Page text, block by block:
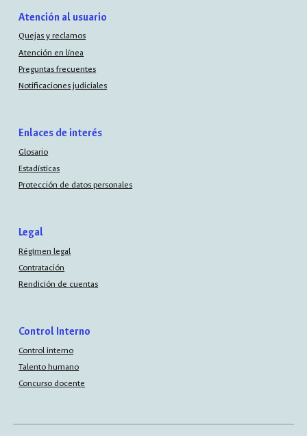
Atención al usuario
Quejas y reclamos
Atención en línea
Preguntas frecuentes
Notificaciones judiciales
Enlaces de interés
Glosario
Estadísticas
Protección de datos personales
Legal
Régimen legal
Contratación
Rendición de cuentas
Control Interno
Control interno
Talento humano
Concurso docente